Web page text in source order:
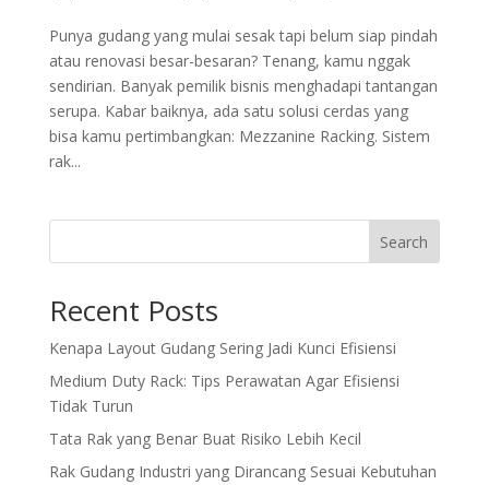
Punya gudang yang mulai sesak tapi belum siap pindah
atau renovasi besar-besaran? Tenang, kamu nggak
sendirian. Banyak pemilik bisnis menghadapi tantangan
serupa. Kabar baiknya, ada satu solusi cerdas yang
bisa kamu pertimbangkan: Mezzanine Racking. Sistem
rak...
Search
Recent Posts
Kenapa Layout Gudang Sering Jadi Kunci Efisiensi
Medium Duty Rack: Tips Perawatan Agar Efisiensi
Tidak Turun
Tata Rak yang Benar Buat Risiko Lebih Kecil
Rak Gudang Industri yang Dirancang Sesuai Kebutuhan